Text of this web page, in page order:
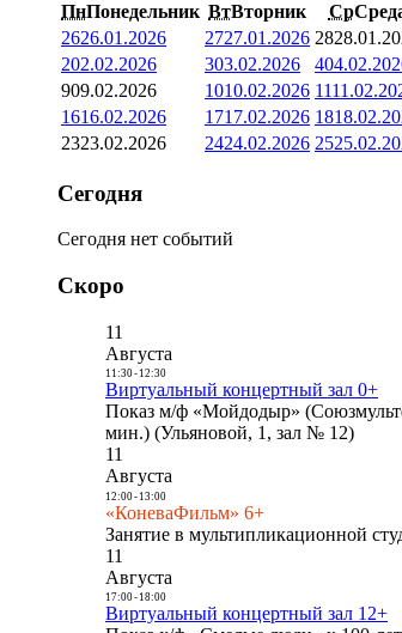
ПнПонедельник ВтВторник Ср
2626.01.2026 2727.01.2026 28
202.02.2026 303.02.2026 4
909.02.2026 1010.02.2026 11
1616.02.2026 1717.02.2026 18
2323.02.2026 2424.02.2026 25
Сегодня
Сегодня нет событий
Скоро
11
Августа
11:30- 12:30
Виртуальный концертный зал 0+
Показ м/ф «Мойдодыр»
мин.) (Ульяновой, 1, зал № 12)
11
Августа
12:00- 13:00
«КоневаФильм» 6+
Занятие в мультипликационной
11
Августа
17:00- 18:00
Виртуальный концертный зал 12+